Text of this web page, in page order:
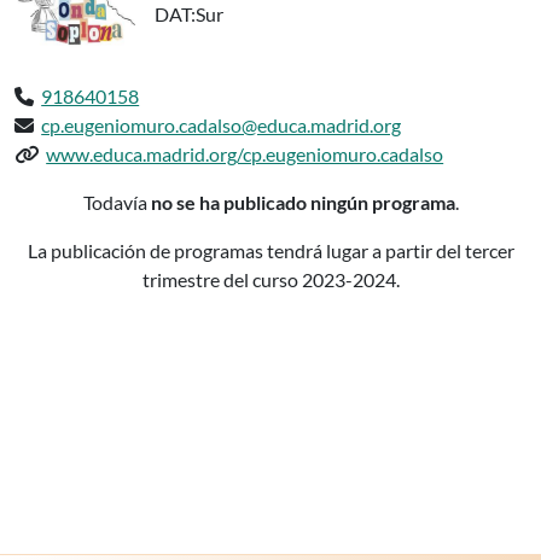
DAT:Sur
Teléfono:
918640158
Email:cp.eugeniomuro.cadalso@educa.madrid.org
Web del centro:
www.educa.madrid.org/cp.eugeniomuro.cadalso
Podcasts delCP INF-PRI-SEC
Todavía no se ha publicado ningún programa.
La publicación de programas tendrá lugar a partir del tercer
trimestre del curso 2023-2024.